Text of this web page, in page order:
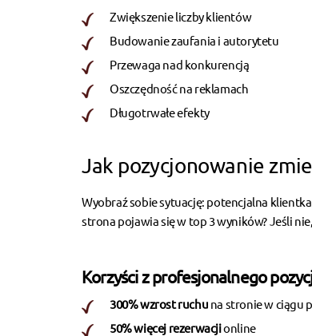
Zwiększenie liczby klientów
Budowanie zaufania i autorytetu
Przewaga nad konkurencją
Oszczędność na reklamach
Długotrwałe efekty
Jak pozycjonowanie
Wyobraź sobie sytuację: potencjalna
strona pojawia się w top 3 wyników? Jeśli
Korzyści z profesjonalnego
300% wzrost ruchu na stronie w ciągu
50% więcej rezerwacjionline